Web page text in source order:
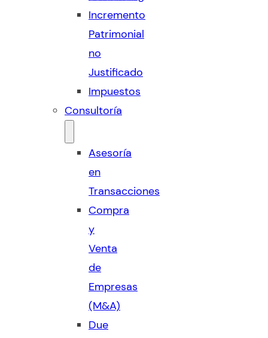
Incremento
Patrimonial
no
Justificado
Impuestos
Consultoría
Asesoría
en
Transacciones
Compra
y
Venta
de
Empresas
(M&A)
Due